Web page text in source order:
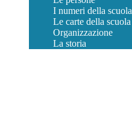
I numeri della scuola
Le carte della scuola
Organizzazione
La storia